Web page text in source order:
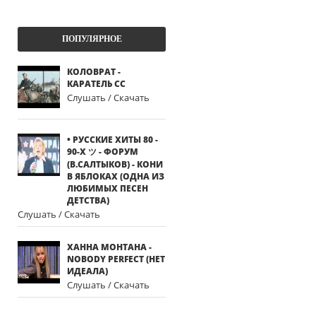
ПОПУЛЯРНОЕ
КОЛОВРАТ -
КАРАТЕЛЬ СС
Слушать / Скачать
• РУССКИЕ ХИТЫ 80 -
90-Х ツ - ФОРУМ
(В.САЛТЫКОВ) - КОНИ
В ЯБЛОКАХ (ОДНА ИЗ
ЛЮБИМЫХ ПЕСЕН
ДЕТСТВА)
Слушать / Скачать
ХАННА МОНТАНА -
NOBODY PERFECT (НЕТ
ИДЕАЛА)
Слушать / Скачать